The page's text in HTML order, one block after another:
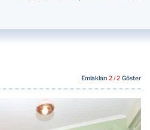
Emlakları 2 / 2 Göster